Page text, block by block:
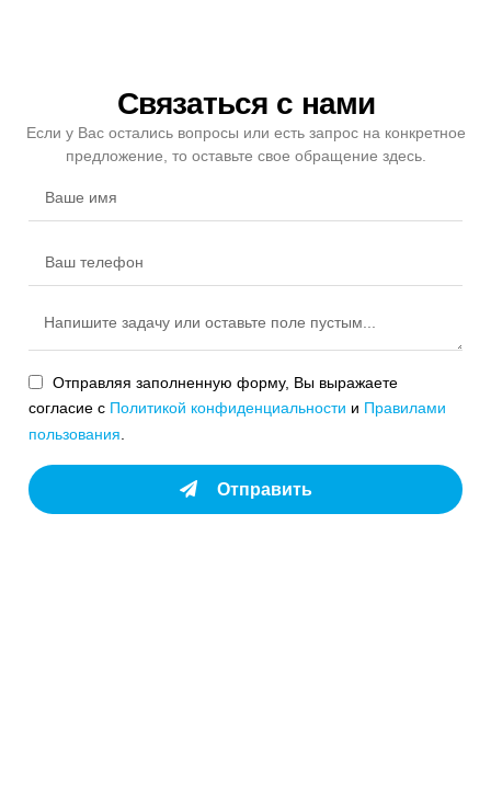
Связаться с нами
Если у Вас остались вопросы или есть запрос на конкретное
предложение, то оставьте свое обращение здесь.
Отправляя заполненную форму, Вы выражаете
согласие с Политикой конфиденциальности и Правилами
пользования
Отправить